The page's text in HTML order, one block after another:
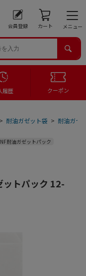
会員登録 カート メニュー
履歴 クーポン
> 耐油ガゼット袋 > 耐油ガゼ
耐油ガゼットパック
ットパック 12-